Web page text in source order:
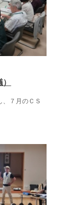
７月のＣＳ